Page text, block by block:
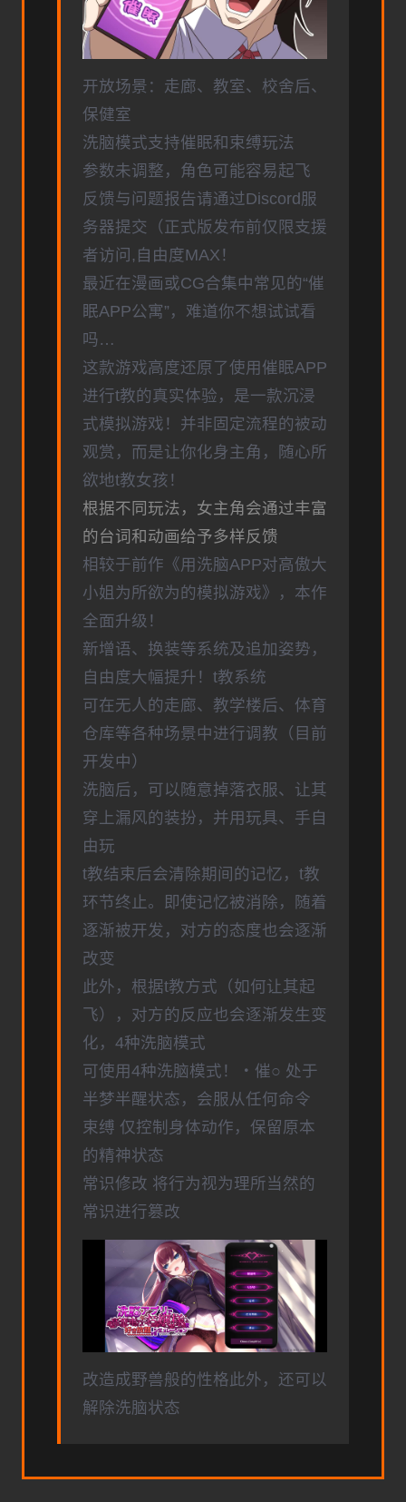
开放场景：走廊、教室、校舍后、
保健室
洗脑模式支持催眠和束缚玩法
参数未调整，角色可能容易起飞
反馈与问题报告请通过Discord服
务器提交（正式版发布前仅限支援
者访问,自由度MAX！
最近在漫画或CG合集中常见的“催
眠APP公寓”，难道你不想试试看
吗…
这款游戏高度还原了使用催眠APP
进行t教的真实体验，是一款沉浸
式模拟游戏！并非固定流程的被动
观赏，而是让你化身主角，随心所
欲地t教女孩！
根据不同玩法，女主角会通过丰富
的台词和动画给予多样反馈
相较于前作《用洗脑APP对高傲大
小姐为所欲为的模拟游戏》，本作
全面升级！
新增语、换装等系统及追加姿势，
自由度大幅提升！t教系统
可在无人的走廊、教学楼后、体育
仓库等各种场景中进行调教（目前
开发中）
洗脑后，可以随意掉落衣服、让其
穿上漏风的装扮，并用玩具、手自
由玩
t教结束后会清除期间的记忆，t教
环节终止。即使记忆被消除，随着
逐渐被开发，对方的态度也会逐渐
改变
此外，根据t教方式（如何让其起
飞），对方的反应也会逐渐发生变
化，4种洗脑模式
可使用4种洗脑模式！・催○ 处于
半梦半醒状态，会服从任何命令
束缚 仅控制身体动作，保留原本
的精神状态
常识修改 将行为视为理所当然的
常识进行篡改
改造成野兽般的性格此外，还可以
解除洗脑状态